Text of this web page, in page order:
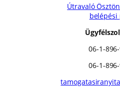
Útravaló
belépési
06-1-
06-1-